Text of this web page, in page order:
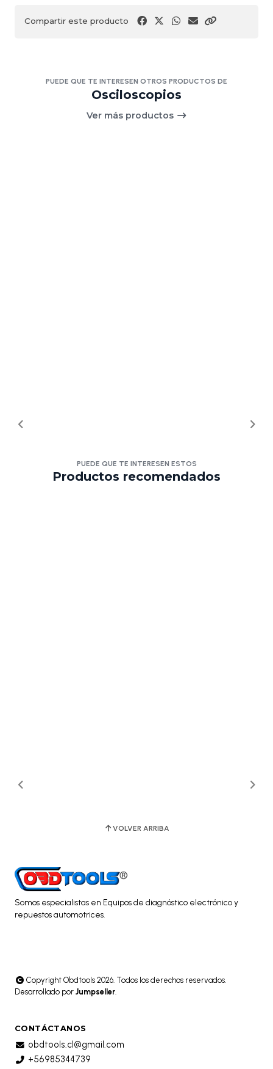
Compartir este producto
PUEDE QUE TE INTERESEN OTROS PRODUCTOS DE
Osciloscopios
Ver más productos
PUEDE QUE TE INTERESEN ESTOS
Productos recomendados
VOLVER ARRIBA
Somos especialistas en Equipos de diagnóstico electrónico y
repuestos automotrices.
Copyright Obdtools 2026. Todos los derechos reservados.
Desarrollado por Jumpseller.
CONTÁCTANOS
obdtools.cl@gmail.com
+56985344739